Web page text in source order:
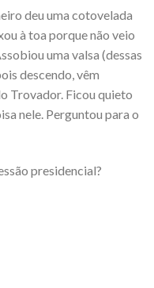
deu uma cotovelada
à toa porque não veio
uma valsa (dessas
descendo, vêm
Trovador. Ficou quieto
nele. Perguntou para o
presidencial?